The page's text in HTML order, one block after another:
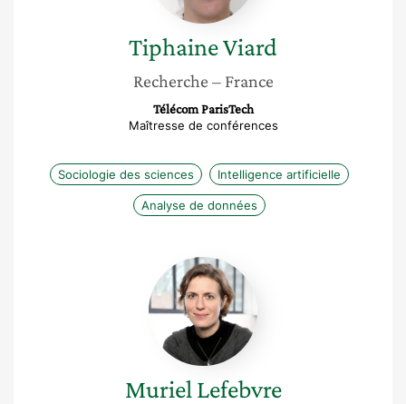
TiphaineViard
Recherche – France
Télécom ParisTech
Maîtresse de conférences
Sociologie des sciences Intelligence artificielle
Analyse de données
Muriel
Lefebvre
Muriel Lefebvre